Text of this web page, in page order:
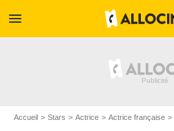
menu
Accueil Stars Actrice Actrice française